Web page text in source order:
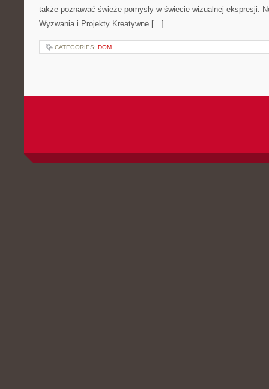
także poznawać świeże pomysły w świecie wizualnej ekspresji.
Wyzwania i Projekty Kreatywne […]
CATEGORIES: DOM